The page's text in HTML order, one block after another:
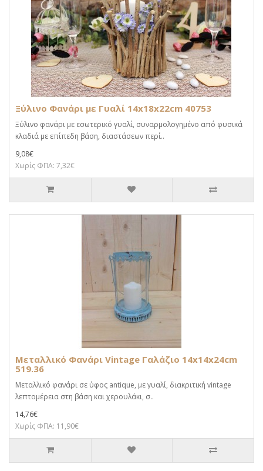
Ξύλινο Φανάρι με Γυαλί 14x18x22cm 40753
Ξύλινο φανάρι με εσωτερικό γυαλί, συναρμολογημένο από φυσικά
κλαδιά με επίπεδη βάση, διαστάσεων περί..
9,08€
Χωρίς ΦΠΑ: 7,32€
Μεταλλικό Φανάρι Vintage Γαλάζιο 14x14x24cm
519.36
Μεταλλικό φανάρι σε ύφος antique, με γυαλί, διακριτική vintage
λεπτομέρεια στη βάση και χερουλάκι, σ..
14,76€
Χωρίς ΦΠΑ: 11,90€